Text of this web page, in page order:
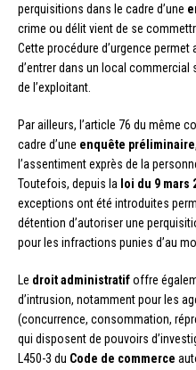
perquisitions dans le cadre d’une
crime ou délit vient de se
Cette procédure d’urgence
d’entrer dans un local commercial
de l’exploitant.
Par ailleurs, l’article 76 du même
cadre d’une enquête préliminaire
l’assentiment exprès de la
Toutefois, depuis la loi du 9 mars
exceptions ont été introduites
détention d’autoriser une
pour les infractions punies d’au
Le droit administratifoffre
d’intrusion, notamment pour les
(concurrence, consommation,
qui disposent de pouvoirs
L450-3 du Code de commerce